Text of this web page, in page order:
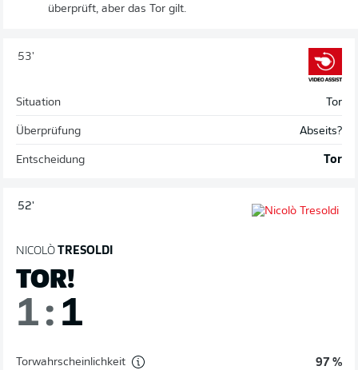
überprüft, aber das Tor gilt.
53'
Situation Tor
Überprüfung Abseits?
Entscheidung Tor
52'
NICOLÒ TRESOLDI
TOR!
1: 1
Torwahrscheinlichkeit 97 %